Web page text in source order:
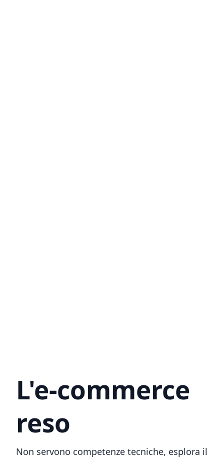
L'e-commerce
reso
Non servono competenze tecniche, esplora il